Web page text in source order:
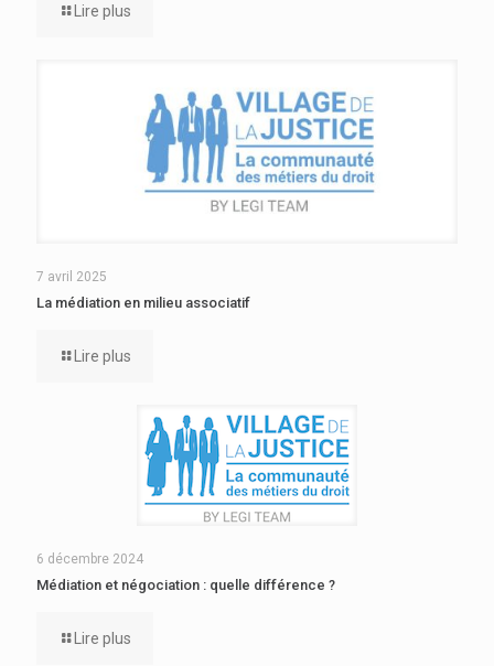
Lire plus
7 avril 2025
La médiation en milieu associatif
Lire plus
6 décembre 2024
Médiation et négociation : quelle différence ?
Lire plus